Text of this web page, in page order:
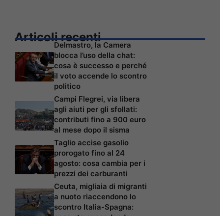
Articoli recenti
Delmastro, la Camera
blocca l’uso della chat:
cosa è successo e perché
il voto accende lo scontro
politico
Campi Flegrei, via libera
agli aiuti per gli sfollati:
contributi fino a 900 euro
al mese dopo il sisma
Taglio accise gasolio
prorogato fino al 24
agosto: cosa cambia per i
prezzi dei carburanti
Ceuta, migliaia di migranti
a nuoto riaccendono lo
scontro Italia-Spagna: